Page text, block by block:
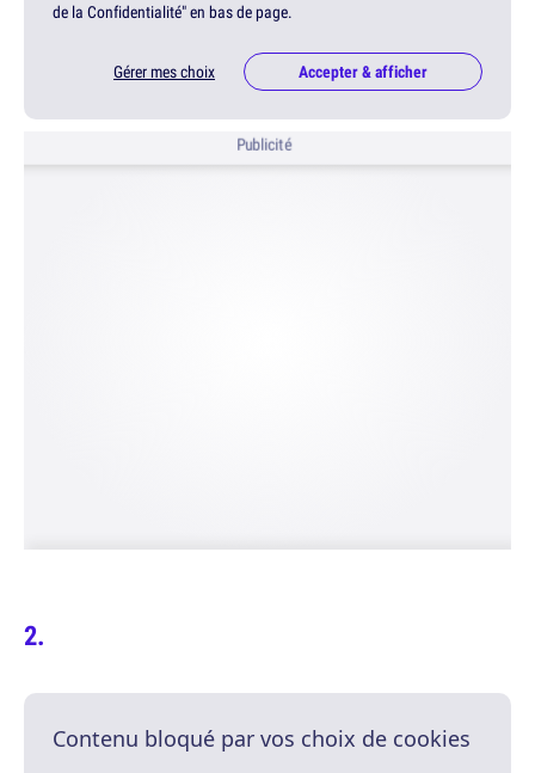
de la Confidentialité" en bas de page.
Gérer mes choix Accepter & afficher
Publicité
Contenu bloqué par vos choix de cookies